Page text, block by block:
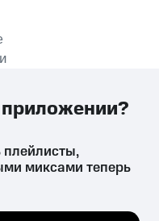
вред здоровью,
плейлисты,
миксами теперь